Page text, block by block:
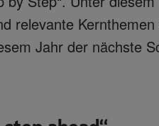
relevante
Jahr der nächste